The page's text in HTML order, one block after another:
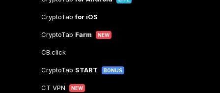
CryptoTabfor iOS
CryptoTab Farm NEW
CB.click
CryptoTab START BONUS
CT VPN NEW